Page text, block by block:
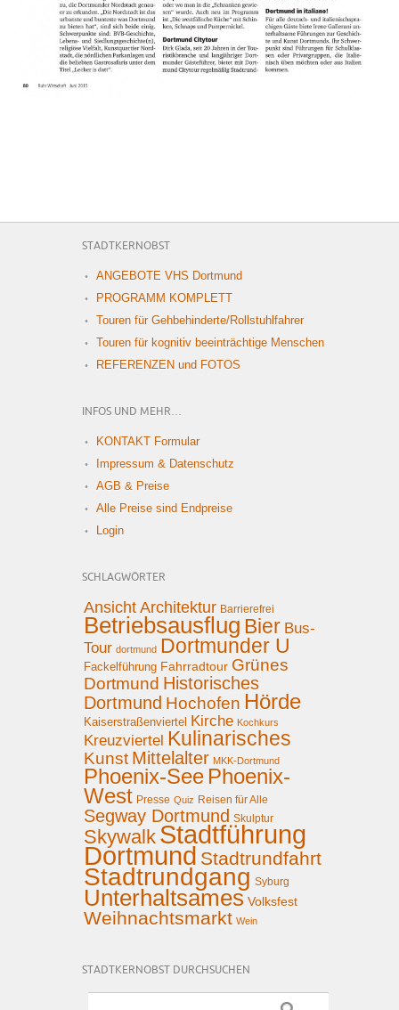
STADTKERNOBST
ANGEBOTE VHS Dortmund
PROGRAMM KOMPLETT
Touren für Gehbehinderte/Rollstuhlfahrer
Touren für kognitiv beeinträchtige Menschen
REFERENZEN und FOTOS
INFOS UND MEHR…
KONTAKT Formular
Impressum & Datenschutz
AGB & Preise
Alle Preise sind Endpreise
Login
SCHLAGWÖRTER
Ansicht Architektur Barrierefrei
Betriebsausflug Bier Bus-
Tour dortmund Dortmunder U
Fackelführung Fahrradtour Grünes
Dortmund Historisches
Dortmund Hochofen Hörde
Kaiserstraßenviertel Kirche Kochkurs
Kreuzviertel Kulinarisches
Kunst Mittelalter MKK-Dortmund
Phoenix-See Phoenix-
West Presse Quiz Reisen für Alle
Segway Dortmund Skulptur
Skywalk Stadtführung
Dortmund Stadtrundfahrt
Stadtrundgang Syburg
Unterhaltsames Volksfest
Weihnachtsmarkt Wein
STADTKERNOBST DURCHSUCHEN